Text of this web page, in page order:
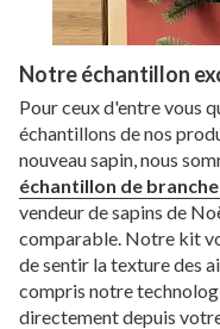
Notre échantillon
Pour ceux d'entre vous
échantillons de nos
nouveau sapin, nous
échantillon de
vendeur de sapins de
comparable. Notre kit
de sentir la texture des
compris notre
directement depuis